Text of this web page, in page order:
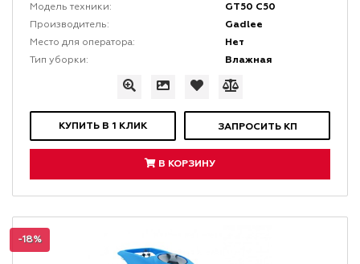
Модель техники: GT50 C50
Производитель: Gadlee
Место для оператора: Нет
Тип уборки: Влажная
КУПИТЬ В 1 КЛИК ЗАПРОСИТЬ КП
В КОРЗИНУ
-18%